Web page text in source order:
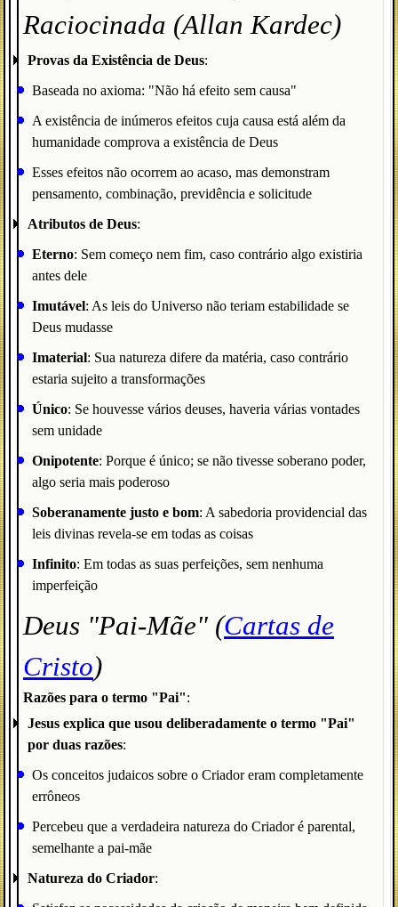
Raciocinada (Allan Kardec)
Provas da Existência de Deus:
Baseada no axioma: "Não há efeito sem causa"
A existência de inúmeros efeitos cuja causa está além da
humanidade comprova a existência de Deus
Esses efeitos não ocorrem ao acaso, mas demonstram
pensamento, combinação, previdência e solicitude
Atributos de Deus:
Eterno: Sem começo nem fim, caso contrário algo existiria
antes dele
Imutável: As leis do Universo não teriam estabilidade se
Deus mudasse
Imaterial: Sua natureza difere da matéria, caso contrário
estaria sujeito a transformações
Único: Se houvesse vários deuses, haveria várias vontades
sem unidade
Onipotente: Porque é único; se não tivesse soberano poder,
algo seria mais poderoso
Soberanamente justo e bom: A sabedoria providencial das
leis divinas revela-se em todas as coisas
Infinito: Em todas as suas perfeições, sem nenhuma
imperfeição
Deus "Pai-Mãe" (Cartas de
Cristo)
Razões para o termo "Pai":
Jesus explica que usou deliberadamente o termo "Pai"
por duas razões:
Os conceitos judaicos sobre o Criador eram completamente
errôneos
Percebeu que a verdadeira natureza do Criador é parental,
semelhante a pai-mãe
Natureza do Criador: